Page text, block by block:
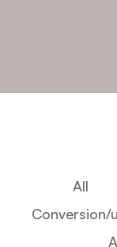
All
Conversion/